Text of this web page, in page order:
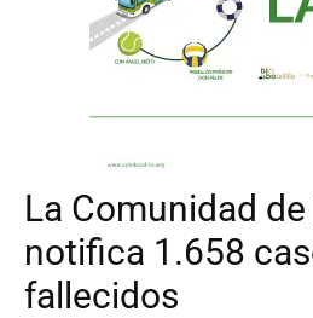
La Comunidad
notifica 1.658
fallecidos